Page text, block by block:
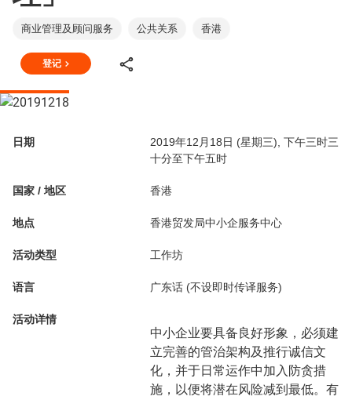
商业管理及顾问服务 公共关系 香港
登记
日期
2019年12月18日 (星期三), 下午三时三
十分至下午五时
国家 / 地区 香港
地点 香港贸发局中小企服务中心
活动类型 工作坊
语言 广东话 (不设即时传译服务)
活动详情
中小企业要具备良好形象，必须建
立完善的管治架构及推行诚信文
化，并于日常运作中加入防贪措
施，以便将潜在风险减到最低。有